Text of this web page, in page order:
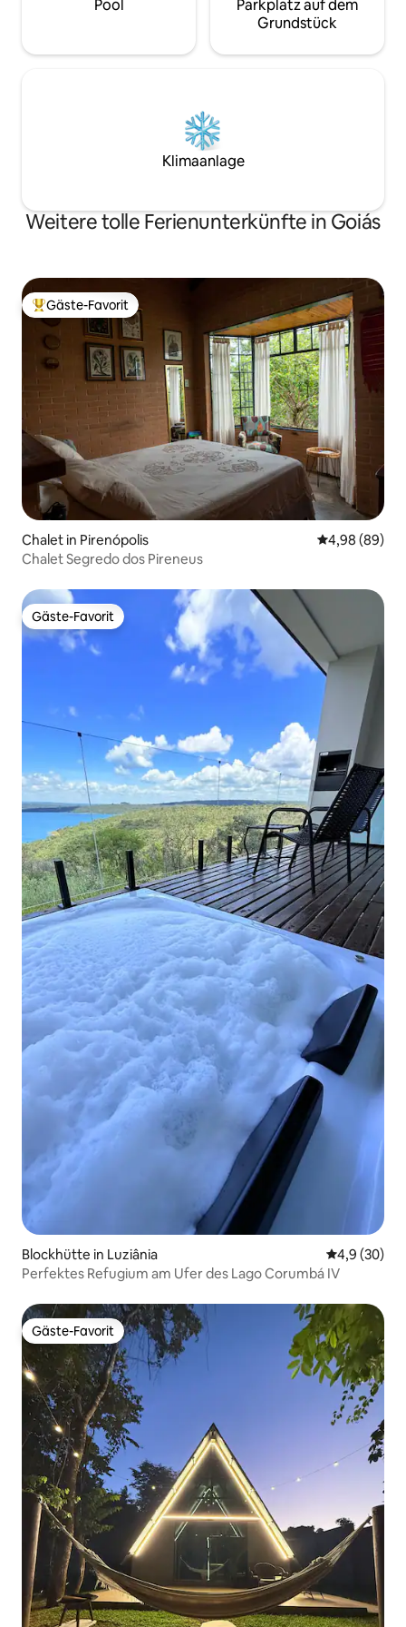
Pool
Parkplatz auf dem
Grundstück
Klimaanlage
Weitere tolle Ferienunterkünfte in Goiás
Beliebter Gäste-Favorit.
Gäste-Favorit
Chalet in Pirenópolis
4,98 (89)
Chalet Segredo dos Pireneus
Gäste-Favorit
Gäste-Favorit
Blockhütte in Luziânia
4,9 (30)
Perfektes Refugium am Ufer des Lago Corumbá IV
Gäste-Favorit
Gäste-Favorit